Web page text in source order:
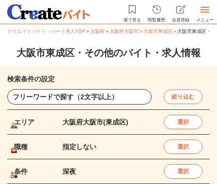
後で見る 閲覧履歴 会員登録 メニュー
クリエイトバイト・パート求人TOP ＞大阪府＞大阪府大阪市＞大阪市東成区＞大阪市東成区・
大阪市東成区・その他のバイト・求人情報
検索条件の設定
絞り込む
エリア 大阪府大阪市(東成区) 選択
職種 指定しない 選択
条件 深夜 選択